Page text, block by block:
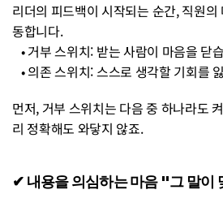
리더의 피드백이 시작되는 순간, 직원
동합니다.
• 거부 스위치: 받는 사람이 마음을 닫
• 의존 스위치: 스스로 생각할 기회를
먼저, 거부 스위치는 다음 중 하나라도
리 정확해도 와닿지 않죠.
✔︎ 내용을 의심하는 마음 "그 말이